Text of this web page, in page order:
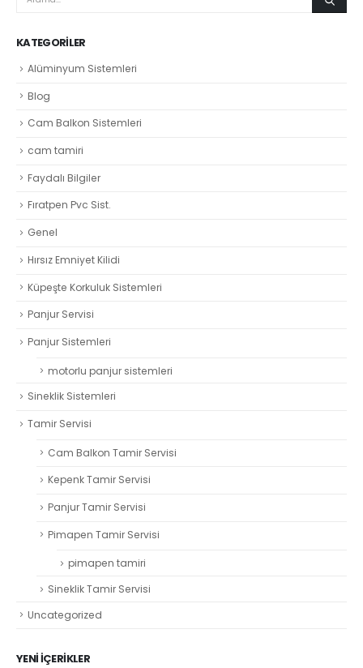
KATEGORILER
Alüminyum Sistemleri
Blog
Cam Balkon Sistemleri
cam tamiri
Faydalı Bilgiler
Fıratpen Pvc Sist.
Genel
Hırsız Emniyet Kilidi
Küpeşte Korkuluk Sistemleri
Panjur Servisi
Panjur Sistemleri
motorlu panjur sistemleri
Sineklik Sistemleri
Tamir Servisi
Cam Balkon Tamir Servisi
Kepenk Tamir Servisi
Panjur Tamir Servisi
Pimapen Tamir Servisi
pimapen tamiri
Sineklik Tamir Servisi
Uncategorized
YENI İÇERIKLER